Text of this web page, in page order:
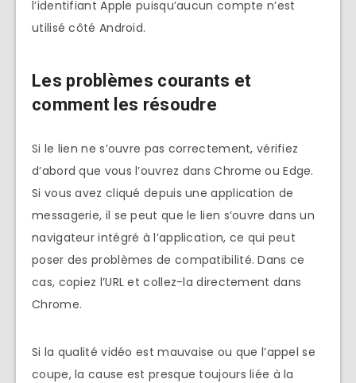
l’identifiant Apple puisqu’aucun compte n’est
utilisé côté Android.
Les problèmes courants et
comment les résoudre
Si le lien ne s’ouvre pas correctement, vérifiez
d’abord que vous l’ouvrez dans Chrome ou Edge.
Si vous avez cliqué depuis une application de
messagerie, il se peut que le lien s’ouvre dans un
navigateur intégré à l’application, ce qui peut
poser des problèmes de compatibilité. Dans ce
cas, copiez l’URL et collez-la directement dans
Chrome.
Si la qualité vidéo est mauvaise ou que l’appel se
coupe, la cause est presque toujours liée à la